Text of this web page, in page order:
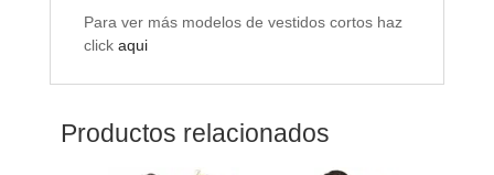
Para ver más modelos de vestidos cortos haz
click aqui
Productos relacionados